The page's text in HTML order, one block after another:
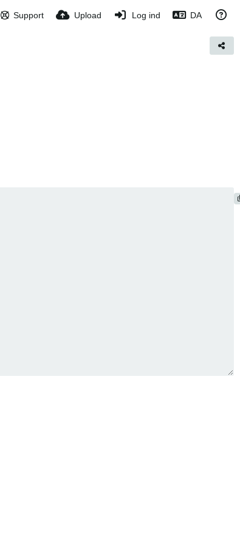
Support Upload Log ind DA